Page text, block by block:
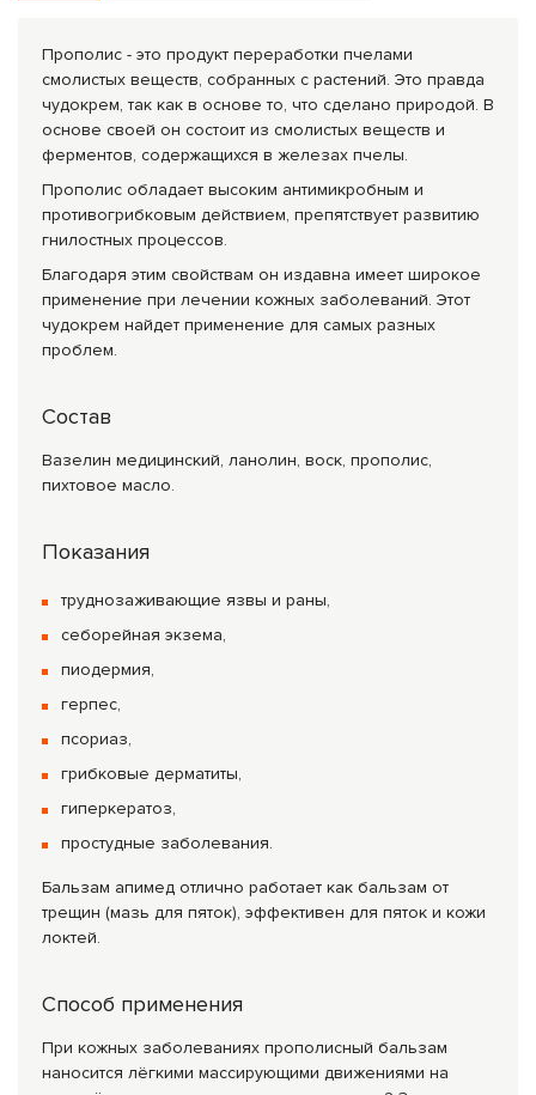
Прополис - это продукт переработки пчелами
смолистых веществ, собранных с растений. Это правда
чудокрем, так как в основе то, что сделано природой. В
основе своей он состоит из смолистых веществ и
ферментов, содержащихся в железах пчелы.
Прополис обладает высоким антимикробным и
противогрибковым действием, препятствует развитию
гнилостных процессов.
Благодаря этим свойствам он издавна имеет широкое
применение при лечении кожных заболеваний. Этот
чудокрем найдет применение для самых разных
проблем.
Состав
Вазелин медицинский, ланолин, воск, прополис,
пихтовое масло.
Показания
труднозаживающие язвы и раны,
себорейная экзема,
пиодермия,
герпес,
псориаз,
грибковые дерматиты,
гиперкератоз,
простудные заболевания.
Бальзам апимед отлично работает как бальзам от
трещин (мазь для пяток), эффективен для пяток и кожи
локтей.
Способ применения
При кожных заболеваниях прополисный бальзам
наносится лёгкими массирующими движениями на